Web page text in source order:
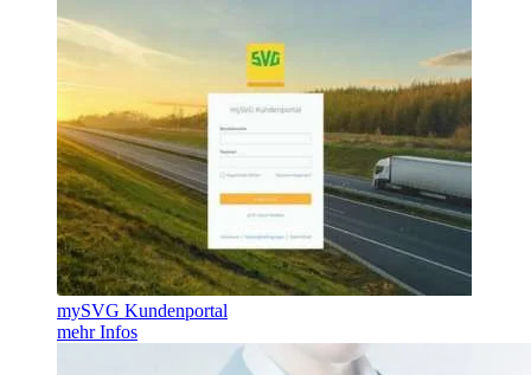
mySVG Kundenportal
mehr Infos